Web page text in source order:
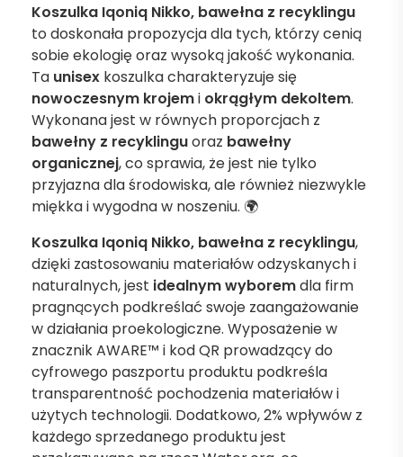
Koszulka Iqoniq Nikko, bawełna z recyklingu
to doskonała propozycja dla tych, którzy cenią
sobie ekologię oraz wysoką jakość wykonania.
Ta unisex koszulka charakteryzuje się
nowoczesnym krojemi okrągłym dekoltem.
Wykonana jest w równych proporcjach z
bawełny z recyklinguoraz bawełny
organicznej, co sprawia, że jest nie tylko
przyjazna dla środowiska, ale również niezwykle
miękka i wygodna w noszeniu. 🌍
Koszulka Iqoniq Nikko, bawełna z recyklingu,
dzięki zastosowaniu materiałów odzyskanych i
naturalnych, jest idealnym wyboremdla firm
pragnących podkreślać swoje zaangażowanie
w działania proekologiczne. Wyposażenie w
znacznik AWARE™ i kod QR prowadzący do
cyfrowego paszportu produktu podkreśla
transparentność pochodzenia materiałów i
użytych technologii. Dodatkowo, 2% wpływów z
każdego sprzedanego produktu jest